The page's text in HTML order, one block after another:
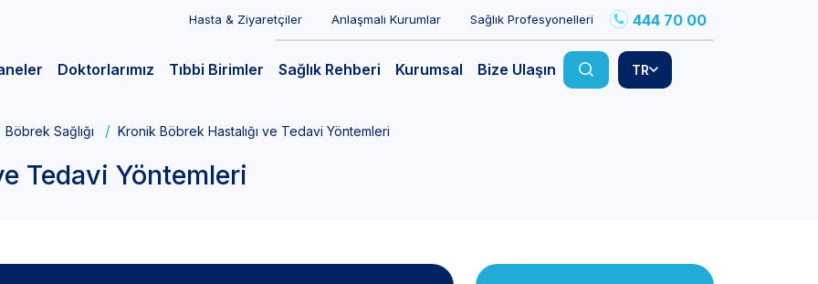
Hasta & Ziyaretçiler Anlaşmalı Kurumlar Sağlık Profesyonelleri 444 70 00
Doktorlarımız Tıbbi Birimler Sağlık Rehberi Kurumsal Bize Ulaşın TR
Böbrek Sağlığı Kronik Böbrek Hastalığı ve Tedavi Yöntemleri
Tedavi Yöntemleri